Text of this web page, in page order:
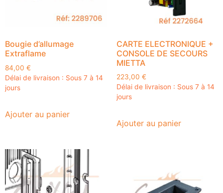
Bougie d’allumage
Extraflame
84,00 €
Délai de livraison : Sous 7 à 14
jours
Ajouter au panier
CARTE ELECTRONIQUE +
CONSOLE DE SECOURS
MIETTA
223,00 €
Délai de livraison : Sous 7 à 14
jours
Ajouter au panier